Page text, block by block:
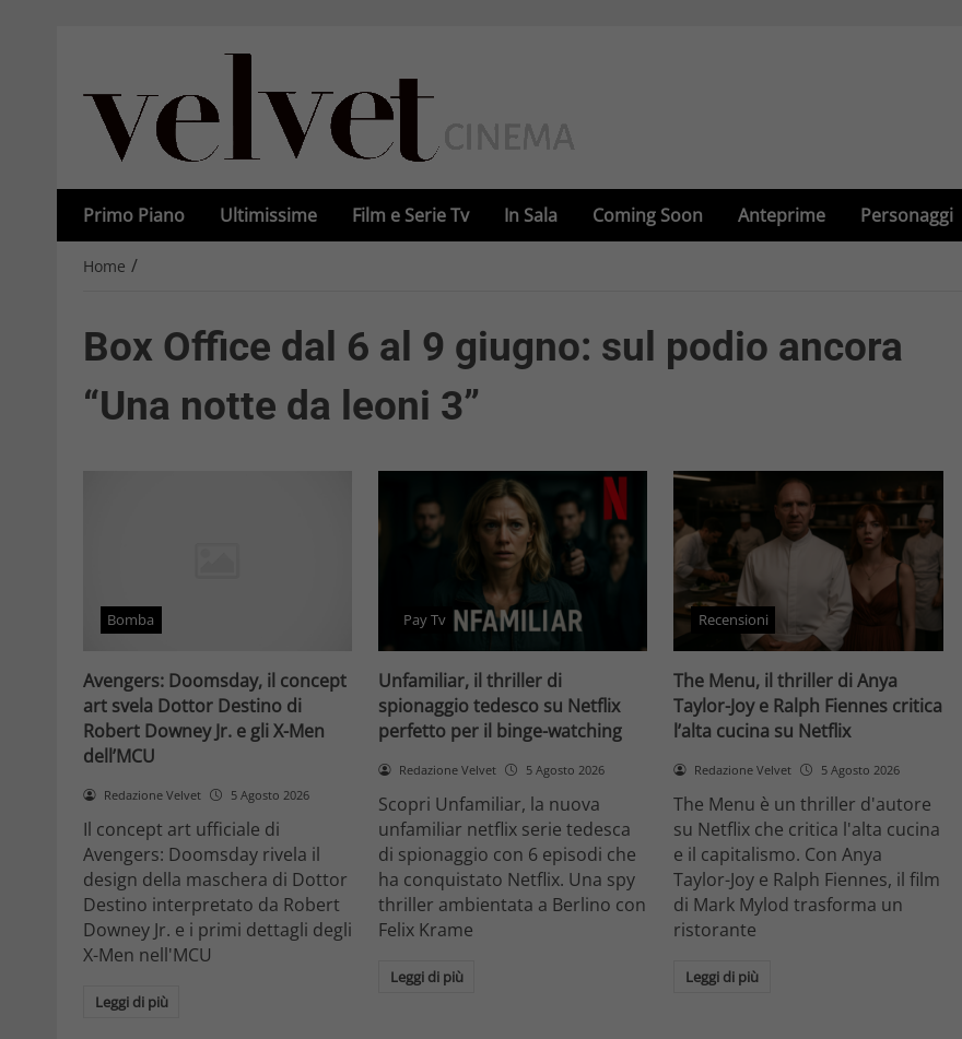
Primo Piano Ultimissime Film e Serie Tv In Sala Coming Soon Anteprime Personaggi
Home /
Box Office dal 6 al 9 giugno: sul podio ancora
“Una notte da leoni 3”
Bomba
Avengers: Doomsday, il concept
art svela Dottor Destino di
Robert Downey Jr. e gli X-Men
dell’MCU
Redazione Velvet 5 Agosto 2026
Il concept art ufficiale di
Avengers: Doomsday rivela il
design della maschera di Dottor
Destino interpretato da Robert
Downey Jr. e i primi dettagli degli
X-Men nell'MCU
Leggi di più
Pay Tv
Unfamiliar, il thriller di
spionaggio tedesco su Netflix
perfetto per il binge-watching
Redazione Velvet 5 Agosto 2026
Scopri Unfamiliar, la nuova
unfamiliar netflix serie tedesca
di spionaggio con 6 episodi che
ha conquistato Netflix. Una spy
thriller ambientata a Berlino con
Felix Krame
Leggi di più
Recensioni
The Menu, il thriller di Anya
Taylor-Joy e Ralph Fiennes critica
l’alta cucina su Netflix
Redazione Velvet 5 Agosto 2026
The Menu è un thriller d'autore
su Netflix che critica l'alta cucina
e il capitalismo. Con Anya
Taylor-Joy e Ralph Fiennes, il film
di Mark Mylod trasforma un
ristorante
Leggi di più